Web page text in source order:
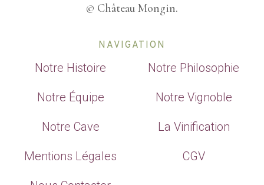
© Château Mongin.
NAVIGATION
Notre Histoire Notre Philosophie
Notre Équipe Notre Vignoble
Notre Cave La Vinification
Mentions Légales CGV